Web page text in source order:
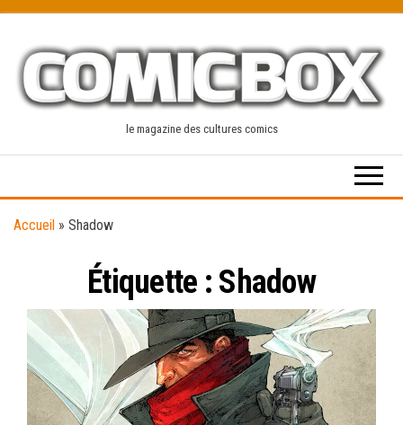
content
le magazine des cultures comics
Accueil » Shadow
Étiquette : Shadow